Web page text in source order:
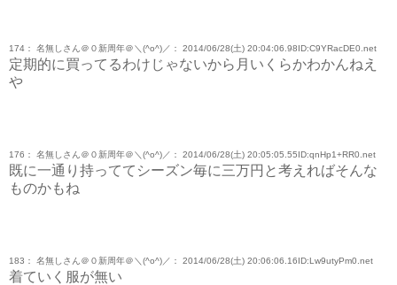
174： 名無しさん＠０新周年＠＼(^o^)／： 2014/06/28(土) 20:04:06.98ID:C9YRacDE0.net
定期的に買ってるわけじゃないから月いくらかわかんねえ
や
176： 名無しさん＠０新周年＠＼(^o^)／： 2014/06/28(土) 20:05:05.55ID:qnHp1+RR0.net
既に一通り持っててシーズン毎に三万円と考えればそんな
ものかもね
183： 名無しさん＠０新周年＠＼(^o^)／： 2014/06/28(土) 20:06:06.16ID:Lw9utyPm0.net
着ていく服が無い